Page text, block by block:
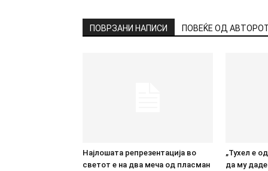
ПОВРЗАНИ НАПИСИ ПОВЕЌЕ ОД
Најлошата репрезентација во
светот е на два меча од пласман
„Тухел е
да му